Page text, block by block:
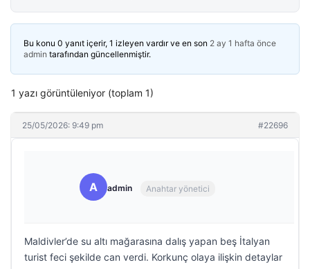
Bu konu 0 yanıt içerir, 1 izleyen vardır ve en son 2 ay 1 hafta önce
admin tarafından güncellenmiştir.
1 yazı görüntüleniyor (toplam 1)
25/05/2026: 9:49 pm #22696
A admin Anahtar yönetici
Maldivler’de su altı mağarasına dalış yapan beş İtalyan
turist feci şekilde can verdi. Korkunç olaya ilişkin detaylar